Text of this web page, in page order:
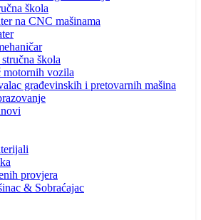
škola
na CNC mašinama
škola
motornih vozila
građevinskih i pretovarnih mašina
provjera
& Sobraćajac